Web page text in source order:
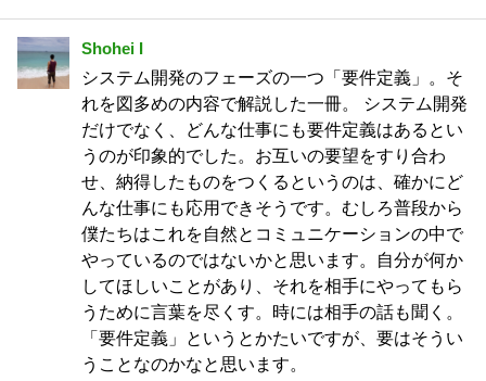
Shohei I
システム開発のフェーズの一つ「要件定義」。そ
れを図多めの内容で解説した一冊。 システム開発
だけでなく、どんな仕事にも要件定義はあるとい
うのが印象的でした。お互いの要望をすり合わ
せ、納得したものをつくるというのは、確かにど
んな仕事にも応用できそうです。むしろ普段から
僕たちはこれを自然とコミュニケーションの中で
やっているのではないかと思います。自分が何か
してほしいことがあり、それを相手にやってもら
うために言葉を尽くす。時には相手の話も聞く。
「要件定義」というとかたいですが、要はそうい
うことなのかなと思います。